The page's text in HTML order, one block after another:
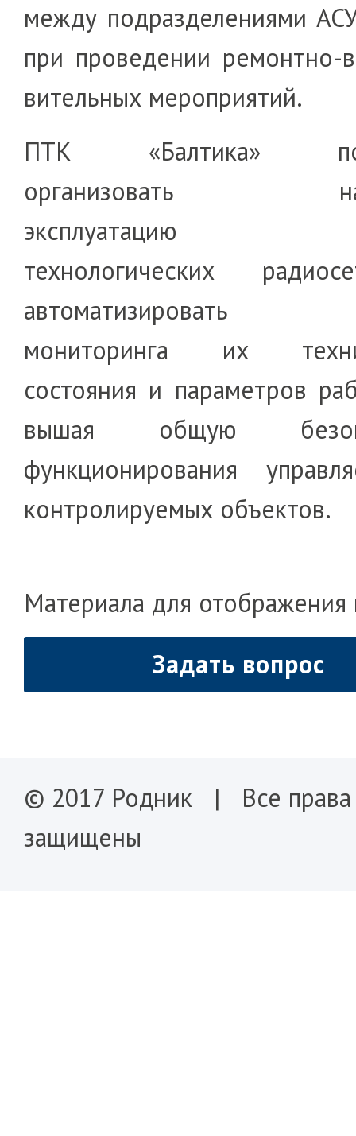
между подразделе­ни­я­ми
при про­ве­де­нии ремонтно-
ви­те­льных мероприятий.
ПТК «Балтика»
организовать
эксплуатацию
технологических
автоматизировать
мониторинга их
состояния и параметров
вы­шая общую
функционирования
конт­ро­лируемых объектов.
Материала для отображения
Задать вопрос
© 2017 Родник | Все права
защищены